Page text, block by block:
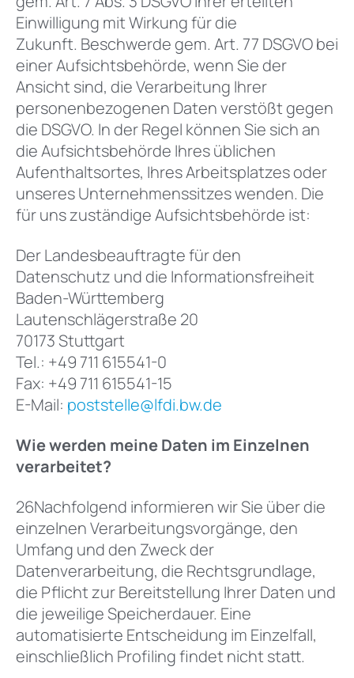
Einwilligung mit Wirkung für die
Zukunft. Beschwerde gem. Art. 77 DSGVO bei
einer Aufsichtsbehörde, wenn Sie der
Ansicht sind, die Verarbeitung Ihrer
personenbezogenen Daten verstößt gegen
die DSGVO. In der Regel können Sie sich an
die Aufsichtsbehörde Ihres üblichen
Aufenthaltsortes, Ihres Arbeitsplatzes oder
unseres Unternehmenssitzes wenden. Die
für uns zuständige Aufsichtsbehörde ist:
Der Landesbeauftragte für den
Datenschutz und die Informationsfreiheit
Baden-Württemberg
Lautenschlägerstraße 20
70173 Stuttgart
Tel.: +49 711 615541-0
Fax: +49 711 615541-15
E-Mail: poststelle@lfdi.bw.de
Wie werden meine Daten im Einzelnen
verarbeitet?
26Nachfolgend informieren wir Sie über die
einzelnen Verarbeitungsvorgänge, den
Umfang und den Zweck der
Datenverarbeitung, die Rechtsgrundlage,
die Pflicht zur Bereitstellung Ihrer Daten und
die jeweilige Speicherdauer. Eine
automatisierte Entscheidung im Einzelfall,
einschließlich Profiling findet nicht statt.